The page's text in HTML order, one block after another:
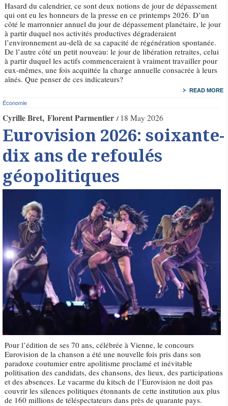
Hasard du calendrier, ce sont deux notions de jour de dépassement
qui ont eu les honneurs de la presse en ce printemps 2026. D’un
côté le marronnier annuel du jour de dépassement planétaire, le jour
à partir duquel nos activités productives dégraderaient
l’environnement au-delà de sa capacité de régénération spontanée.
De l’autre côté un petit nouveau: le jour de libération retraites, celui
à partir duquel les actifs commenceraient à vraiment travailler pour
eux-mêmes, une fois acquittée la charge annuelle consacrée à leurs
aînés. Que penser de ces indicateurs?
READ MORE
Économie
Cyrille Bret Florent Parmentier 18 May 2026
Eurovision 2026: soixante-
dix ans de refoulés
géopolitiques
Pour l’édition de ses 70 ans, célébrée à Vienne, le concours
Eurovision de la chanson a été une nouvelle fois pris dans son
paradoxe coutumier entre apolitisme proclamé et inévitable
politisation des candidats, des chansons, des lieux, des participations
et des absences. Le vacarme du kitsch de l’Eurovision ne doit pas
couvrir les silences politiques étonnants de cette institution aux plus
de 160 millions de téléspectateurs dans près de quarante pays.